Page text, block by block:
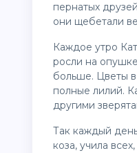
пернатых
они щебетали
Каждое утро
росли на
больше. Цветы
полные лилий.
другими
Так каждый
коза, учила